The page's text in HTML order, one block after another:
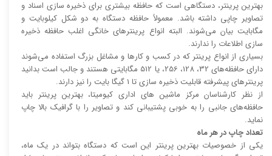
بهترین پرینتر، دستگاهی است که حافظه بیشتری برای ذخیره سازی اسناد و
تصاویر چاپی داشته باشد. معمولاً حافظه دستگاه به دو شکل کیلوبایت و
مگابایت بیان می‌شوند. البته انواع پرینتر‌های خانگی اغلب حافظه ذخیره
سازی اطلاعات را ندارند.
بسیاری از انواع پرینتر که در کسب و کار‌ها و مشاغل بزرگ استفاده می‌شوند
دارای حافظه‌های 32، 128، 256، یا 512 مگابایتی هستند و جالب است بدانید
پرینتر‌های پیشرفته قابلیت ذخیره سازی تا 1 گیگا بایت را نیز دارند.
از نظر کارشناسان مرکز ماشین های اداری کیومیتا، بهترین پرینتر باید
حافظه‌های جانبی را به خوبی پشتیبانی کند و تصاویر را با گرافیک بالا چاپ
نماید.
تعداد چاپ در هر ماه
یکی از خصوصیات بهترین پرینتر این است که دستگاه بتواند در یک ماه،